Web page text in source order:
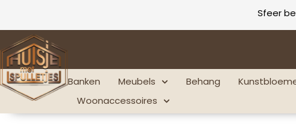
inhoud
Sfeer
Banken Meubels Behang
Woonaccessoires